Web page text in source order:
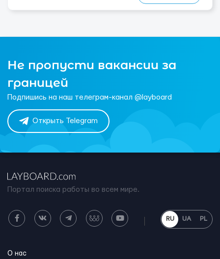
Не пропусти вакансии за
границей
Подпишись на наш телеграм-канал @layboard
Открыть Telegram
Портал поиска работы во всем мире.
RU UA PL
О нас